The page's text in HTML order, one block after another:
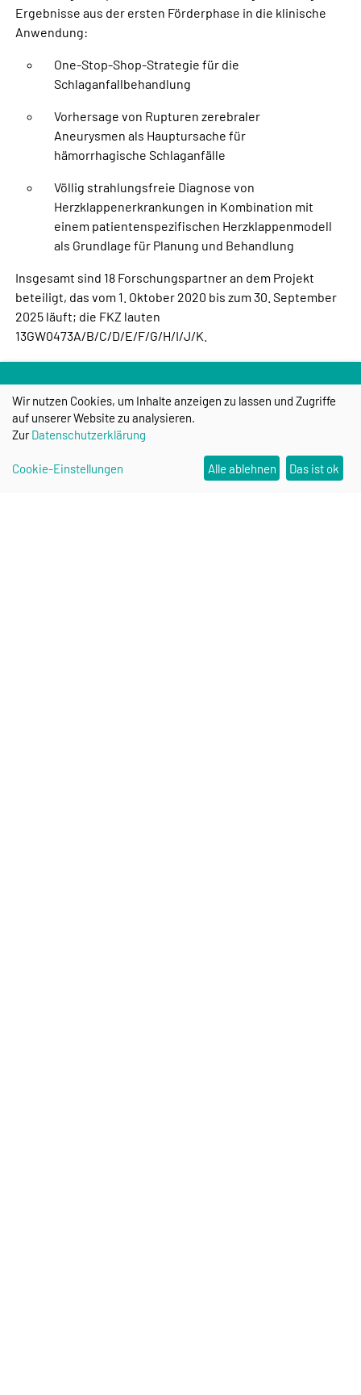
Ergebnisse aus der ersten Förderphase in die klinische
Anwendung:
One-Stop-Shop-Strategie für die
Schlaganfallbehandlung
Vorhersage von Rupturen zerebraler
Aneurysmen als Hauptursache für
hämorrhagische Schlaganfälle
Völlig strahlungsfreie Diagnose von
Herzklappenerkrankungen in Kombination mit
einem patientenspezifischen Herzklappenmodell
als Grundlage für Planung und Behandlung
Insgesamt sind 18 Forschungspartner an dem Projekt
beteiligt, das vom 1. Oktober 2020 bis zum 30. September
2025 läuft; die FKZ lauten
13GW0473A/B/C/D/E/F/G/H/I/J/K.
Weitere Informationen zur Förderphase 1 des Projekts, die
vom 01.01.2015 bis zum 31.12.2019 lief, können
gefunden werden.
Wir nutzen Cookies, um Inhalte anzeigen zu lassen und Zugriffe
auf unserer Website zu analysieren.
ZurDatenschutzerklärung
Cookie-Einstellungen Alle ablehnen Das ist ok